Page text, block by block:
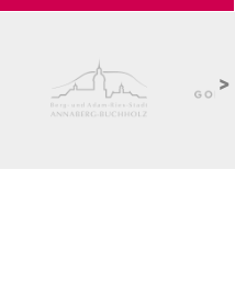
>